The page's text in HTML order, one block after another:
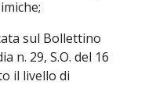
sul Bollettino
n. 29, S.O. del 16
il livello di